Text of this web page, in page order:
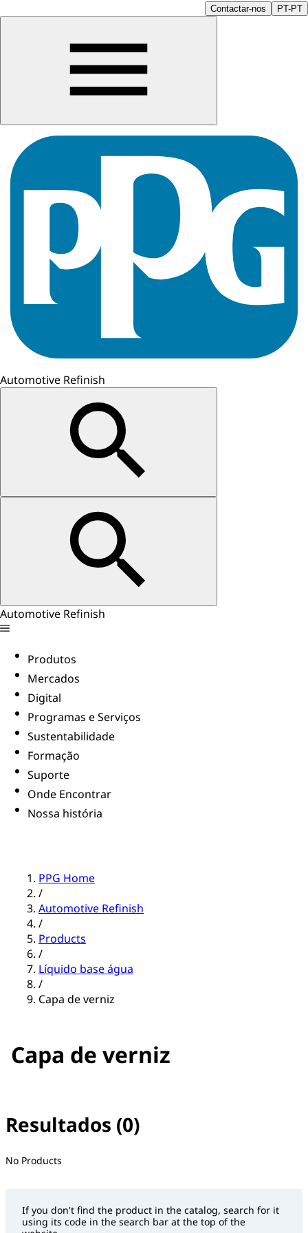
Contactar-nos PT-PT
Automotive Refinish
Automotive Refinish
Produtos
Mercados
Digital
Programas e Serviços
Sustentabilidade
Formação
Suporte
Onde Encontrar
Nossa história
PPG Home
/
Automotive Refinish
/
Products
/
Líquido base água
/
Capa de verniz
Capa de verniz
Resultados (0)
No filter(s) selected
No Products
If you don't find the product in the catalog, search for it
using its code in the search bar at the top of the